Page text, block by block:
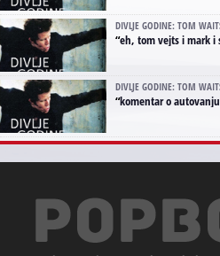
DIVLJE GODINE: TOM
“eh, tom vejts i mark i smit... ljudi koji
DIVLJE GODINE: TOM
“komentar o autovanju je upućen